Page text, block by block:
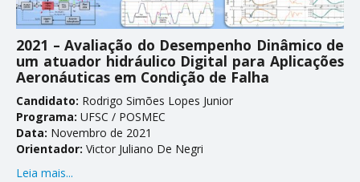
Eventos
Projetos de Pesquisa em Andamento
Projetos de Pesquisa Concluídos
Produtos, Cursos e Serviços Técnicos
NOTÍCIAS
2021 – Avaliação do Desempenho Dinâmico de
um atuador hidráulico Digital para Aplicações
Aeronáuticas em Condição de Falha
Candidato: Rodrigo Simões Lopes Junior
Programa: UFSC / POSMEC
Data: Novembro de 2021
Orientador: Victor Juliano De Negri
Leia mais...